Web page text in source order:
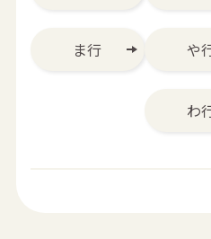
ま行 や
わ